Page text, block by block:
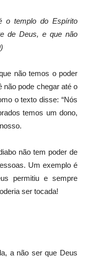
o templo do Espírito
de Deus, e que não
não temos o poder
não pode chegar até o
o texto disse: “Nós
temos um dono,
não tem poder de
Um exemplo é
permitiu e sempre
ser tocada!
a não ser que Deus